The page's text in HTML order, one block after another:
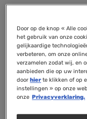
Uit een recente
suppletie met
combinatie met
Door op de knop « Alle
het gebruik van onze
gelijkaardige
verbeteren, om onze
verzamelen zodat wij, en
aanbieden die op uw
doorhierte klikken of op
instellingen » op onze
onze Privacyverklaring.